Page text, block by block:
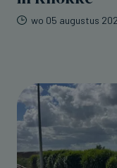
wo 05 augustus